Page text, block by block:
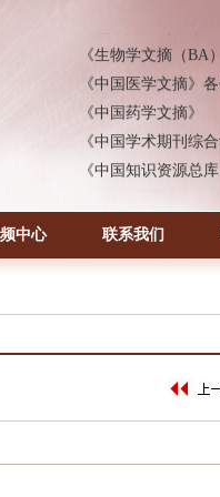
《中国知识资源总